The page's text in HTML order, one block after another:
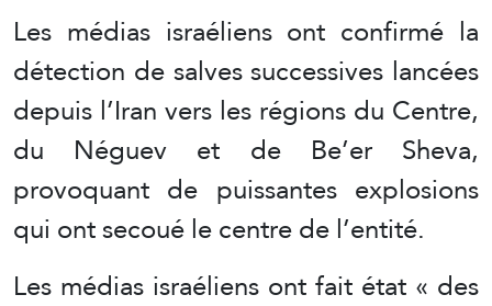
Les médias israéliens ont confirmé la
détection de salves successives lancées
depuis l’Iran vers les régions du Centre,
du Néguev et de Be’er Sheva,
provoquant de puissantes explosions
qui ont secoué le centre de l’entité.
Les médias israéliens ont fait état « des